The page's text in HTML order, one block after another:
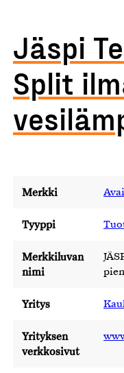
Jäspi
Split
Merkki
Tyyppi
Merkkiluvan
nimi
Yritys
Yrityksen
verkkosivut